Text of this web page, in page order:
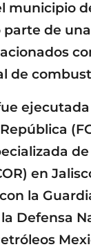
municipio
parte de
de
en
la
Defensa